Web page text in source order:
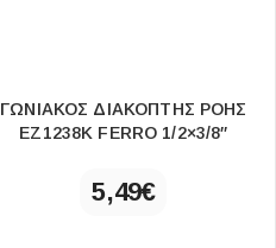
ΓΩΝΙΑΚΌΣ ΔΙΑΚΌΠΤΗΣ ΡΟΉΣ
EZ1238K FERRO 1/2×3/8″
5,49€